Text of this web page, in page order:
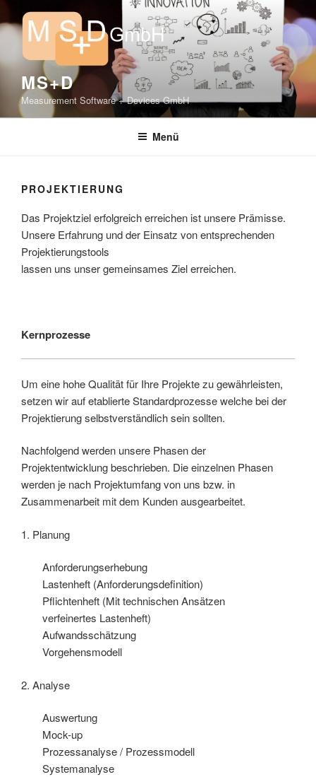
Inhalt
springen
MS+D
Measurement Software + Devices GmbH
Menü
PROJEKTIERUNG
Das Projektziel erfolgreich erreichen ist unsere Prämisse.
Unsere Erfahrung und der Einsatz von entsprechenden
Projektierungstools
lassen uns unser gemeinsames Ziel erreichen.
Kernprozesse
Um eine hohe Qualität für Ihre Projekte zu gewährleisten,
setzen wir auf etablierte Standardprozesse welche bei der
Projektierung selbstverständlich sein sollten.
Nachfolgend werden unsere Phasen der
Projektentwicklung beschrieben. Die einzelnen Phasen
werden je nach Projektumfang von uns bzw. in
Zusammenarbeit mit dem Kunden ausgearbeitet.
1. Planung
Anforderungserhebung
Lastenheft (Anforderungsdefinition)
Pflichtenheft (Mit technischen Ansätzen
verfeinertes Lastenheft)
Aufwandsschätzung
Vorgehensmodell
2. Analyse
Auswertung
Mock-up
Prozessanalyse / Prozessmodell
Systemanalyse